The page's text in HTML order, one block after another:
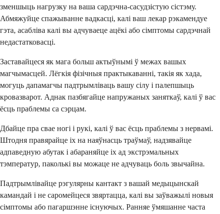
зменшыць нагрузку на ваша сардэчна-сасудзістую сістэму.
Абмяжуйце спажыванне вадкасці, калі ваш лекар рэкамендуе
гэта, асабліва калі вы адчуваеце ацёкі або сімптомы сардэчнай
недастатковасці.
Заставайцеся як мага больш актыўнымі ў межах вашых
магчымасцей. Лёгкія фізічныя практыкаванні, такія як хада,
могуць дапамагчы падтрымліваць вашу сілу і палепшыць
кровазварот. Аднак пазбягайце напружаных заняткаў, калі ў вас
ёсць праблемы са сэрцам.
Дбайце пра свае ногі і рукі, калі ў вас ёсць праблемы з нервамі.
Штодня правярайце іх на наяўнасць траўмаў, надзявайце
адпаведную абутак і абараняйце іх ад экстрэмальных
тэмператур, паколькі вы можаце не адчуваць боль звычайна.
Падтрымлівайце рэгулярны кантакт з вашай медыцынскай
камандай і не саромейцеся звяртацца, калі вы заўважылі новыя
сімптомы або пагаршэнне існуючых. Ранняе ўмяшанне часта